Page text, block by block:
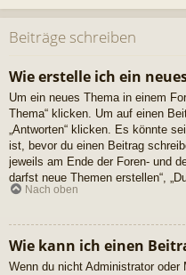
Beiträge schreiben
Wie erstelle ich ein
Um ein neues Thema in einem
Thema“ klicken. Um auf einen
„Antworten“ klicken. Es könnte
ist, bevor du einen Beitrag
jeweils am Ende der Foren- und
darfst neue Themen erstellen“,
Nach oben
Wie kann ich einen
Wenn du nicht Administrator